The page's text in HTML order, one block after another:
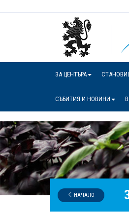
ЗА ЦЕНТЪРА
СЪБИТИЯ И НОВИНИ
НАЧАЛО